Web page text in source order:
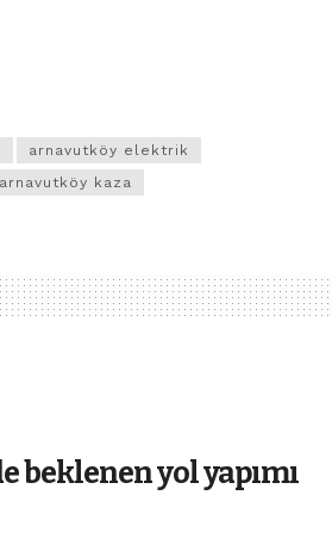
arnavutköy elektrik
arnavutköy kaza
beklenen yol yapımı